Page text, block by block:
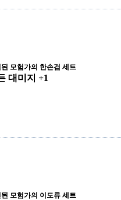
된 모험가의 한손검 세트
대미지 +1
된 모험가의 이도류 세트